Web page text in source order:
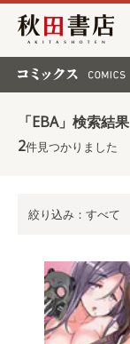
秋田書店
「EBA」検索結果
2件見つかりました
絞り込み：すべて